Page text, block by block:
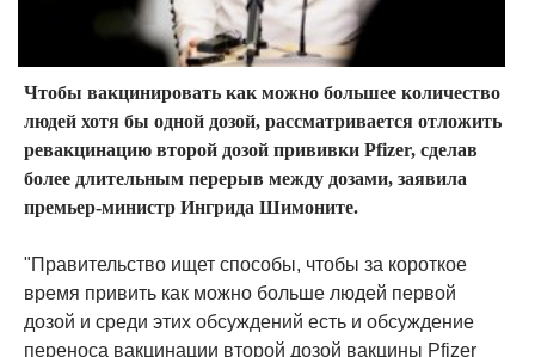
Чтобы вакцинировать как можно большее количество
людей хотя бы одной дозой, рассматривается отложить
ревакцинацию второй дозой прививки Pfizer, сделав
более длительным перерыв между дозами, заявила
премьер-министр Ингрида Шимоните.
"Правительство ищет способы, чтобы за короткое
время привить как можно больше людей первой
дозой и среди этих обсуждений есть и обсуждение
переноса вакцинации второй дозой вакцины Pfizer